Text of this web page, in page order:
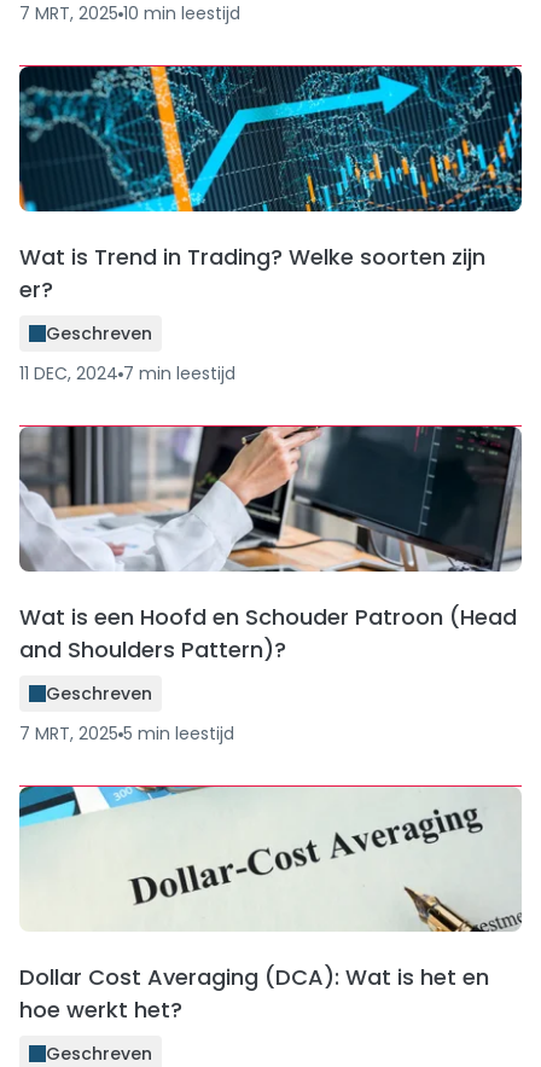
7 MRT, 2025 10 min leestijd
Wat is Trend in Trading? Welke soorten zijn
er?
Geschreven
11 DEC, 2024 7 min leestijd
Wat is een Hoofd en Schouder Patroon (Head
and Shoulders Pattern)?
Geschreven
7 MRT, 2025 5 min leestijd
Dollar Cost Averaging (DCA): Wat is het en
hoe werkt het?
Geschreven